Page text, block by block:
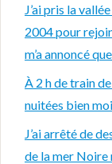
J’ai pris la
2004 pour
m’a annoncé
À 2 h de train
nuitées bien
J’ai arrêté de
de la mer Noire